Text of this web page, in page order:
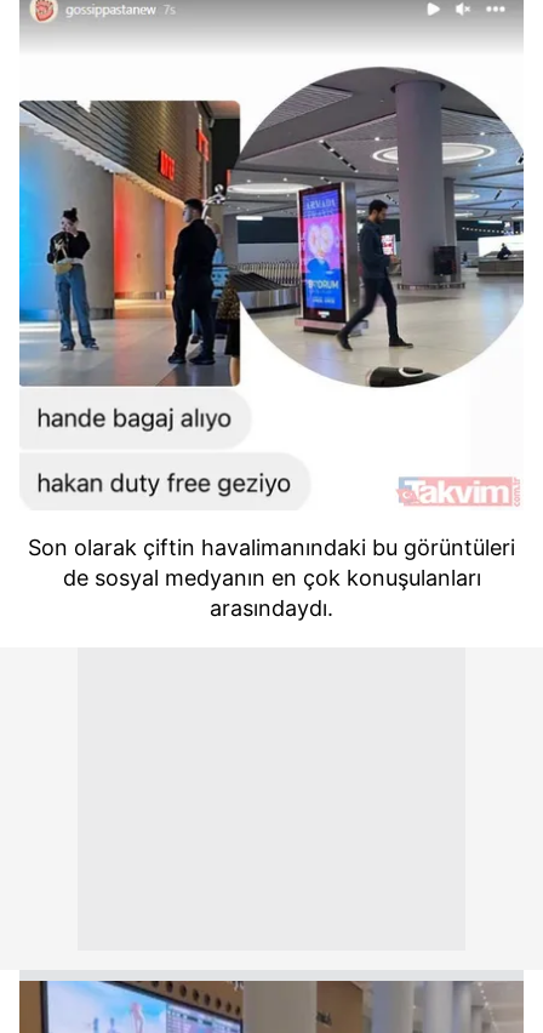
Son olarak çiftin havalimanındaki bu görüntüleri
de sosyal medyanın en çok konuşulanları
arasındaydı.